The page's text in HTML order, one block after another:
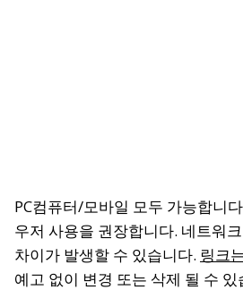
PC컴퓨터/모바일 모두 가능합니
우저 사용을 권장합니다. 네트워
차이가 발생할 수 있습니다. 링크
예고 없이 변경 또는 삭제 될 수 있